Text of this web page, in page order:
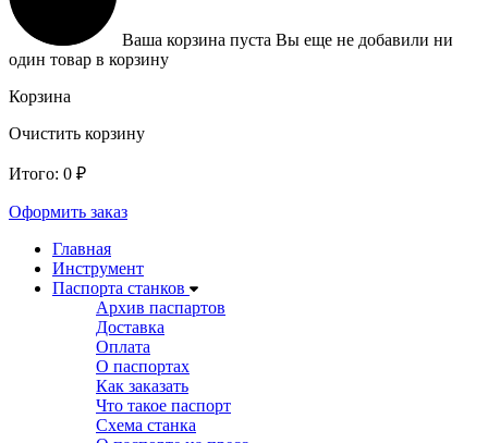
Ваша корзина пуста Вы еще не добавили ни
один товар в корзину
Корзина
Очистить корзину
Итого: 0 ₽
Оформить заказ
Главная
Инструмент
Паспорта станков
Архив паспартов
Доставка
Оплата
О паспортах
Как заказать
Что такое паспорт
Схема станка